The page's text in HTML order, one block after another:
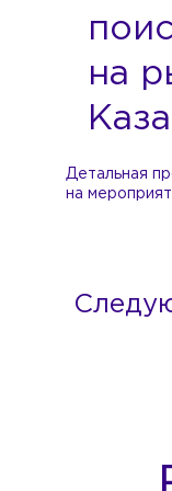
на
Детальная
на